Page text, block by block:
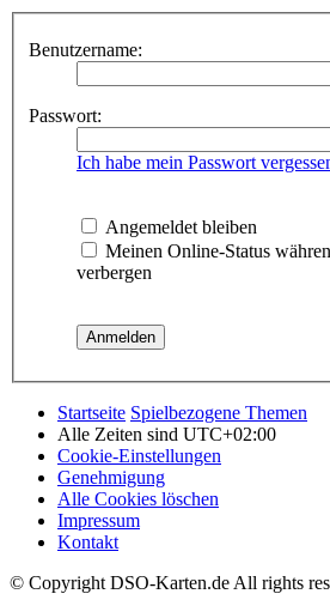
Benutzername:
Passwort:
Ich habe mein Passwort
Angemeldet bleiben
Meinen Online-Status
verbergen
Startseite Spielbezogene Themen
Alle Zeiten sind UTC+02:00
Cookie-Einstellungen
Genehmigung
Alle Cookies löschen
Impressum
Kontakt
© Copyright DSO-Karten.de All rights